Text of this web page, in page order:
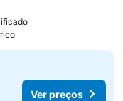
Ver preços